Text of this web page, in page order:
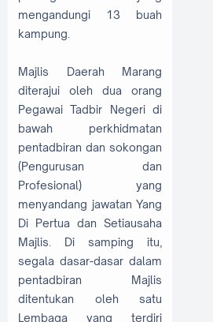
mengandungi 13 buah
kampung.
Majlis Daerah Marang
diterajui oleh dua orang
Pegawai Tadbir Negeri di
bawah perkhidmatan
pentadbiran dan sokongan
(Pengurusan dan
Profesional) yang
menyandang jawatan Yang
Di Pertua dan Setiausaha
Majlis. Di samping itu,
segala dasar-dasar dalam
pentadbiran Majlis
ditentukan oleh satu
Lembaga yang terdiri